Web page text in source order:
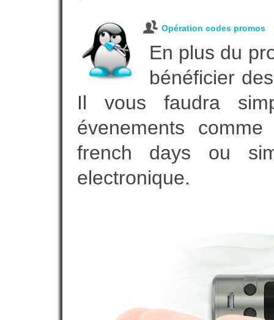
Opération codes promos
En plus du
bénéficier
Il vous faudra
évenements
french days ou
electronique.